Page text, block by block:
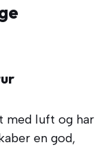
med luft og har
en god,